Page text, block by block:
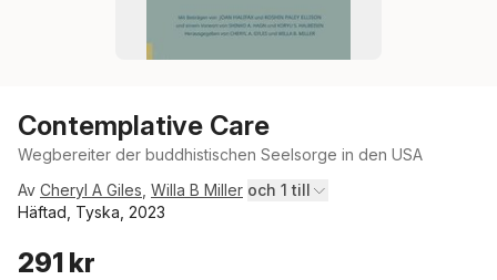
Contemplative Care
Wegbereiter der buddhistischen Seelsorge in den USA
Av Cheryl A Giles Willa B Miller och 1 till
Häftad, Tyska, 2023
291 kr